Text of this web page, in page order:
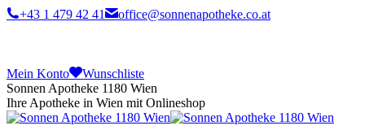
+43 1 479 42 41 office@sonnenapotheke.co.at
Mein Konto
Wunschliste
Sonnen Apotheke 1180 Wien
Ihre Apotheke in Wien mit Onlineshop